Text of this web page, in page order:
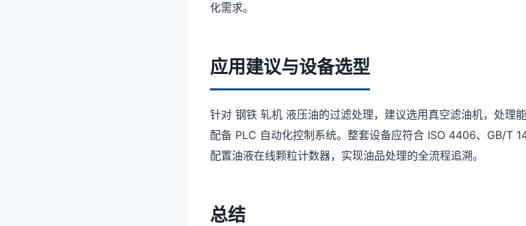
化需求。
应用建议与设备选型
针对 钢铁 轧机 液压油的过滤处理，建议选用真空滤油机，处理
配备 PLC 自动化控制系统。整套设备应符合 ISO 4406、GB/T
配置油液在线颗粒计数器，实现油品处理的全流程追溯。
总结